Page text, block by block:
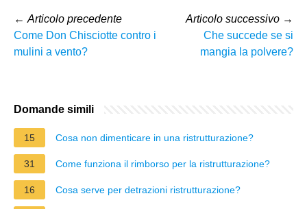
← Articolo precedente
Come Don Chisciotte contro i
mulini a vento?
Articolo successivo →
Che succede se si
mangia la polvere?
Domande simili
15 Cosa non dimenticare in una ristrutturazione?
31 Come funziona il rimborso per la ristrutturazione?
16 Cosa serve per detrazioni ristrutturazione?